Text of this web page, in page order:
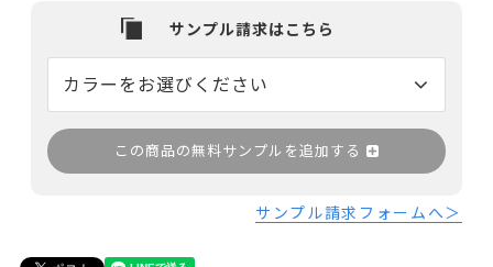
この商品の無料サンプルを追加する
サンプル請求フォームへ＞